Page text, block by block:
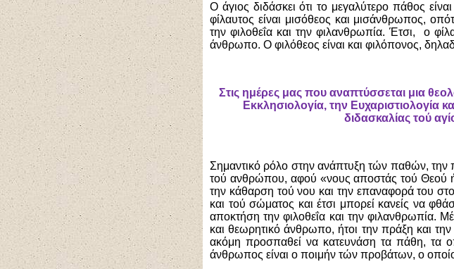
Ο άγιος διδάσκει ότι το μεγαλύτερο πάθος
φίλαυτος είναι μισόθεος και μισάνθρωπος,
την φιλοθεΐα και την φιλανθρωπία. Έτσι, ο
άνθρωπο. Ο φιλόθεος είναι και φιλόπονος,
Στις ημέρες μας που αναπτύσσεται μια
Εκκλησιολογία, την Ευχαριστιολογία
διδασκαλίας τού
Σημαντικό ρόλο στην ανάπτυξη τών παθών, την
τού ανθρώπου, αφού «νους αποστάς τού Θεού ή
την κάθαρση τού νου και την επαναφορά του
και τού σώματος και έτσι μπορεί κανείς να
αποκτήση την φιλοθεΐα και την φιλανθρωπία.
και θεωρητικό άνθρωπο, ήτοι την πράξη και
ακόμη προσπαθεί να κατευνάση τα πάθη, τα
άνθρωπος είναι ο ποιμήν τών προβάτων, ο